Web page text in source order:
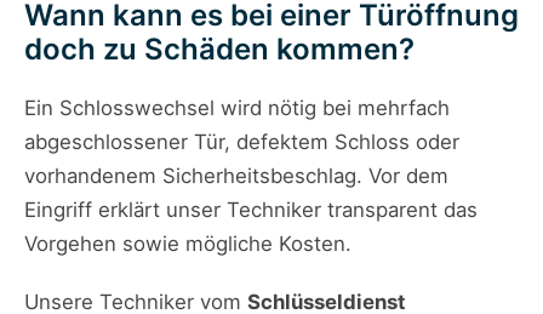
Wann kann es bei einer Türöffnung
doch zu Schäden kommen?
Ein Schlosswechsel wird nötig bei mehrfach
abgeschlossener Tür, defektem Schloss oder
vorhandenem Sicherheitsbeschlag. Vor dem
Eingriff erklärt unser Techniker transparent das
Vorgehen sowie mögliche Kosten.
Unsere Techniker vom Schlüsseldienst